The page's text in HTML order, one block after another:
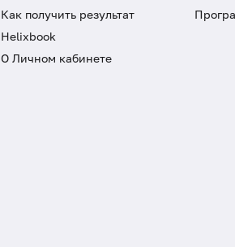
Как получить результат
Helixbook
О Личном кабинете